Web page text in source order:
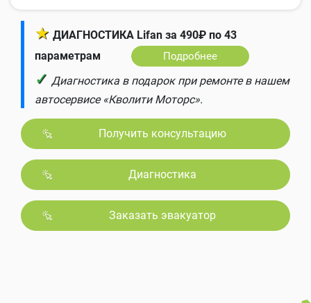
★ ДИАГНОСТИКА Lifan за 490₽ по 43
параметрам
Подробнее
✓ Диагностика в подарок при ремонте в нашем
автосервисе «Кволити Моторс».
Получить консультацию
Диагностика
Заказать эвакуатор